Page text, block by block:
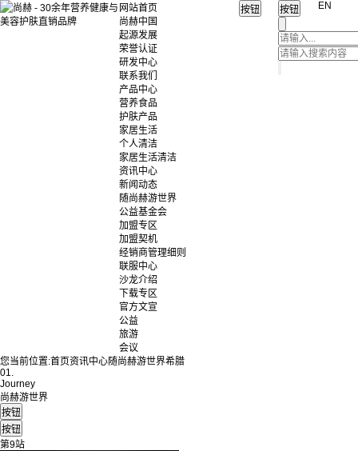
网站首页
尚赫中国
起源发展
荣誉认证
研发中心
联系我们
产品中心
营养食品
护肤产品
家居生活
个人清洁
家居生活清洁
资讯中心
新闻动态
随尚赫游世界
公益基金会
加盟专区
加盟契机
经销商管理细则
联服中心
沙龙介绍
下载专区
官方文宣
公益
旅游
会议
EN
您当前位置:首页资讯中心随尚赫游世界希腊
01.
Journey
尚赫游世界
第9站